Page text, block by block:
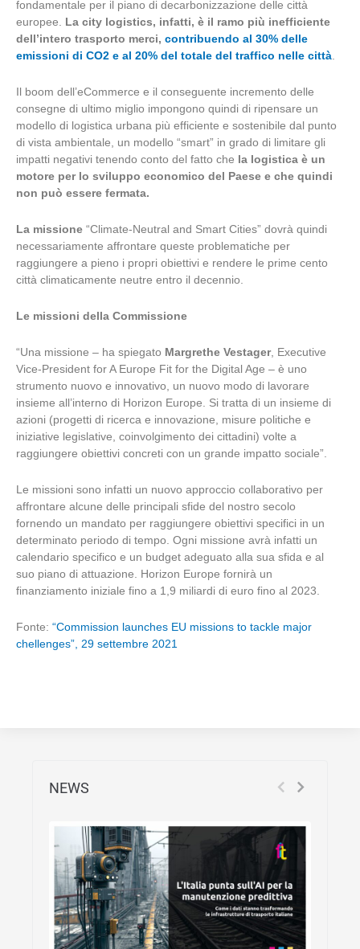
fondamentale per il piano di decarbonizzazione delle città
europee. La city logistics, infatti, è il ramo più inefficiente
dell’intero trasporto merci, contribuendo al 30% delle
emissioni di CO2 e al 20% del totale del traffico nelle città.
Il boom dell’eCommerce e il conseguente incremento delle
consegne di ultimo miglio impongono quindi di ripensare un
modello di logistica urbana più efficiente e sostenibile dal punto
di vista ambientale, un modello “smart” in grado di limitare gli
impatti negativi tenendo conto del fatto che la logistica è un
motore per lo sviluppo economico del Paese e che quindi
non può essere fermata.
La missione “Climate-Neutral and Smart Cities” dovrà quindi
necessariamente affrontare queste problematiche per
raggiungere a pieno i propri obiettivi e rendere le prime cento
città climaticamente neutre entro il decennio.
Le missioni della Commissione
“Una missione – ha spiegato Margrethe Vestager, Executive
Vice-President for A Europe Fit for the Digital Age – è uno
strumento nuovo e innovativo, un nuovo modo di lavorare
insieme all’interno di Horizon Europe. Si tratta di un insieme di
azioni (progetti di ricerca e innovazione, misure politiche e
iniziative legislative, coinvolgimento dei cittadini) volte a
raggiungere obiettivi concreti con un grande impatto sociale”.
Le missioni sono infatti un nuovo approccio collaborativo per
affrontare alcune delle principali sfide del nostro secolo
fornendo un mandato per raggiungere obiettivi specifici in un
determinato periodo di tempo. Ogni missione avrà infatti un
calendario specifico e un budget adeguato alla sua sfida e al
suo piano di attuazione. Horizon Europe fornirà un
finanziamento iniziale fino a 1,9 miliardi di euro fino al 2023.
Fonte: “Commission launches EU missions to tackle major
chellenges”, 29 settembre 2021
NEWS